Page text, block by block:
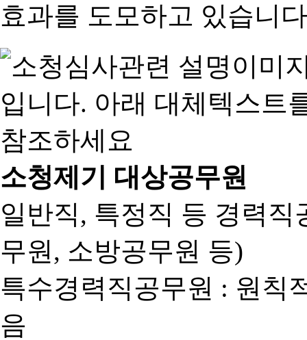
효과를 도모하고 있습니
소청제기 대상공무원
일반직, 특정직 등 경력
무원, 소방공무원 등)
특수경력직공무원 : 원칙
음